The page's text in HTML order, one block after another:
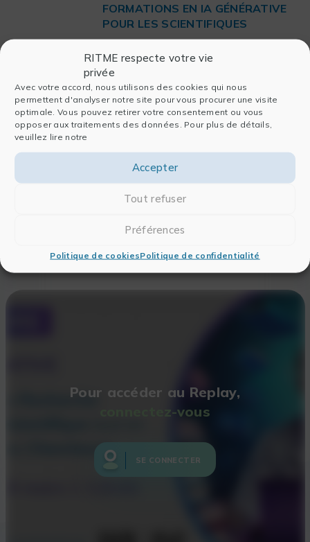
RITME respecte votre vie
privée
Avec votre accord, nous utilisons des cookies qui nous
permettent d'analyser notre site pour vous procurer une visite
optimale. Vous pouvez retirer votre consentement ou vous
opposer aux traitements des données. Pour plus de détails,
veuillez lire notre
Accepter
Tout refuser
Préférences
Politique de cookiesPolitique de confidentialité
FORMATIONS EN IA GÉNÉRATIVE
POUR LES SCIENTIFIQUES
vers l’excellence scientifique ?
Découvrez notre
maîtriser les concepts clés de l’IA
Générative et les appliquer à votre
veille scientifique. En savoir +
Explorez toutes nos formations de
notre gammeEFFISCIANCE
développez vos compétences en IA !
En savoir +
Pour accéder au Replay,
connectez-vous
SE CONNECTER